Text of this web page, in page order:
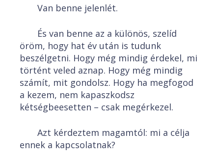
Van benne jelenlét.
És van benne az a különös, szelíd
öröm, hogy hat év után is tudunk
beszélgetni. Hogy még mindig érdekel, mi
történt veled aznap. Hogy még mindig
számít, mit gondolsz. Hogy ha megfogod
a kezem, nem kapaszkodsz
kétségbeesetten – csak megérkezel.
Azt kérdeztem magamtól: mi a célja
ennek a kapcsolatnak?